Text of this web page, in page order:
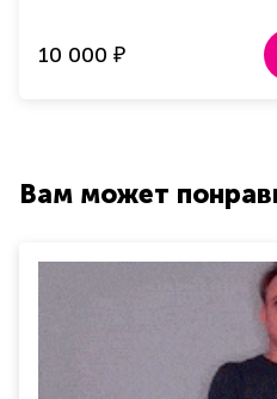
10 000 ₽
Вам может